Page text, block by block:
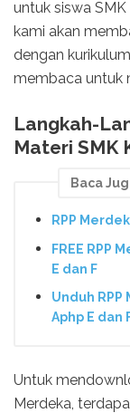
untuk siswa SMK
kami akan
dengan
membaca untuk
Langkah-
Materi SMK
Baca
RPP
FREE RPP
E dan F
Unduh
Aphp E dan
Untuk
Merdeka,